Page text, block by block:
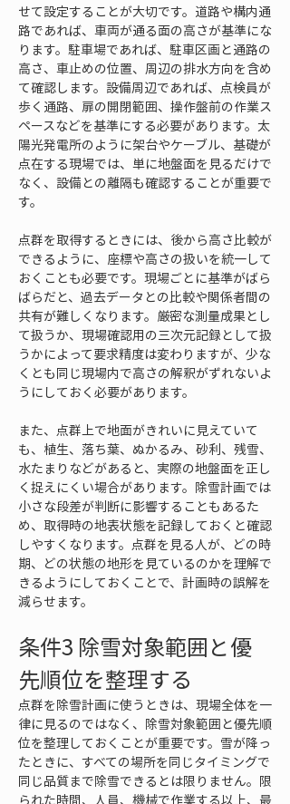
せて設定することが大切です。道路や構内通
路であれば、車両が通る面の高さが基準にな
ります。駐車場であれば、駐車区画と通路の
高さ、車止めの位置、周辺の排水方向を含め
て確認します。設備周辺であれば、点検員が
歩く通路、扉の開閉範囲、操作盤前の作業ス
ペースなどを基準にする必要があります。太
陽光発電所のように架台やケーブル、基礎が
点在する現場では、単に地盤面を見るだけで
なく、設備との離隔も確認することが重要で
す。
点群を取得するときには、後から高さ比較が
できるように、座標や高さの扱いを統一して
おくことも必要です。現場ごとに基準がばら
ばらだと、過去データとの比較や関係者間の
共有が難しくなります。厳密な測量成果とし
て扱うか、現場確認用の三次元記録として扱
うかによって要求精度は変わりますが、少な
くとも同じ現場内で高さの解釈がずれないよ
うにしておく必要があります。
また、点群上で地面がきれいに見えていて
も、植生、落ち葉、ぬかるみ、砂利、残雪、
水たまりなどがあると、実際の地盤面を正し
く捉えにくい場合があります。除雪計画では
小さな段差が判断に影響することもあるた
め、取得時の地表状態を記録しておくと確認
しやすくなります。点群を見る人が、どの時
期、どの状態の地形を見ているのかを理解で
きるようにしておくことで、計画時の誤解を
減らせます。
条件3 除雪対象範囲と優
先順位を整理する
点群を除雪計画に使うときは、現場全体を一
律に見るのではなく、除雪対象範囲と優先順
位を整理しておくことが重要です。雪が降っ
たときに、すべての場所を同じタイミングで
同じ品質まで除雪できるとは限りません。限
られた時間、人員、機械で作業する以上、最